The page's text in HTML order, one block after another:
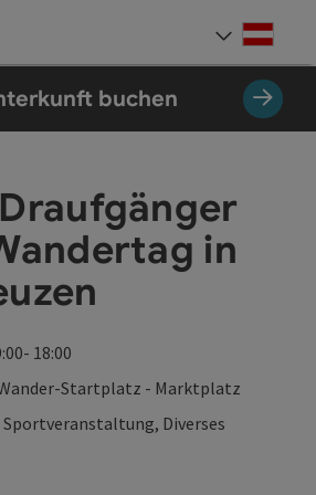
buchen
in
18:00
Startplatz - Marktplatz
Diverses